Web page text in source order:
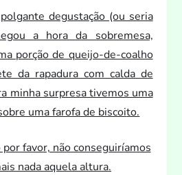
degustação (ou seria
a hora da sobremesa,
porção de queijo-de-coalho
da rapadura com calda de
minha surpresa tivemos uma
uma farofa de biscoito.
favor, não conseguiríamos
nada aquela altura.